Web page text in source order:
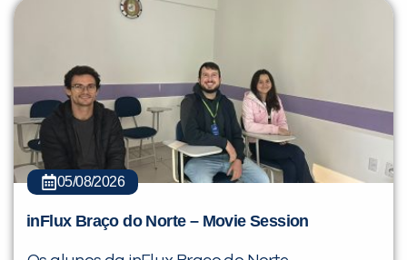
05/08/2026
inFlux Braço do Norte – Movie Session